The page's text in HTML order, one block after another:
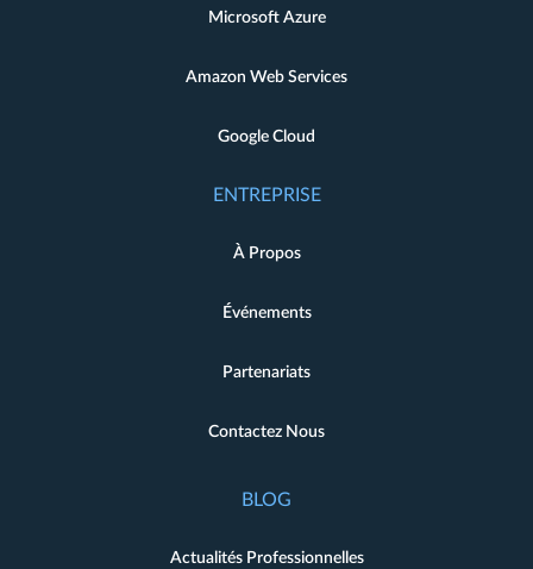
Microsoft Azure
Amazon Web Services
Google Cloud
ENTREPRISE
À Propos
Événements
Partenariats
Contactez Nous
BLOG
Actualités Professionnelles